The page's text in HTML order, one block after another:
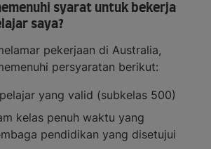
syarat untuk bekerja
saya?
pekerjaan di Australia,
persyaratan berikut:
yang valid (subkelas 500)
kelas penuh waktu yang
pendidikan yang disetujui